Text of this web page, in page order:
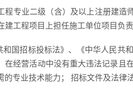
程专业二级（含）及以上注册建
建工程项目上担任施工单位项目负
国招标投标法》、《中华人民共
在经营活动中没有重大违法记录且
专业技术能力； 招标文件及法